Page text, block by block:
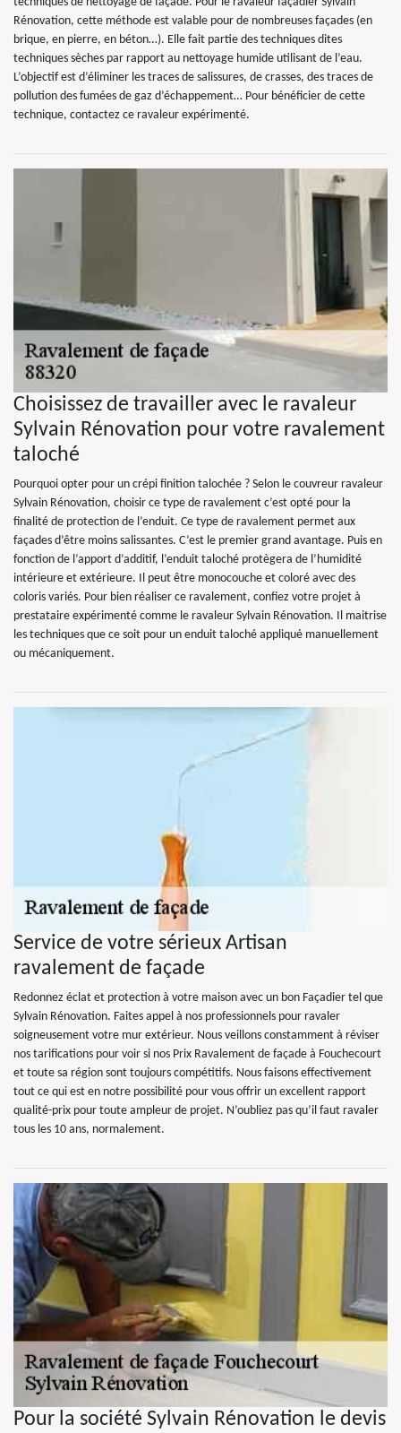
Rénovation, cette méthode est valable pour de nombreuses façades (en
brique, en pierre, en béton…). Elle fait partie des techniques dites
techniques sèches par rapport au nettoyage humide utilisant de l’eau.
L’objectif est d’éliminer les traces de salissures, de crasses, des traces de
pollution des fumées de gaz d’échappement… Pour bénéficier de cette
technique, contactez ce ravaleur expérimenté.
Choisissez de travailler avec le ravaleur
Sylvain Rénovation pour votre ravalement
taloché
Pourquoi opter pour un crépi finition talochée ? Selon le couvreur ravaleur
Sylvain Rénovation, choisir ce type de ravalement c’est opté pour la
finalité de protection de l’enduit. Ce type de ravalement permet aux
façades d’être moins salissantes. C’est le premier grand avantage. Puis en
fonction de l’apport d’additif, l’enduit taloché protègera de l’humidité
intérieure et extérieure. Il peut être monocouche et coloré avec des
coloris variés. Pour bien réaliser ce ravalement, confiez votre projet à
prestataire expérimenté comme le ravaleur Sylvain Rénovation. Il maitrise
les techniques que ce soit pour un enduit taloché appliqué manuellement
ou mécaniquement.
Service de votre sérieux Artisan
ravalement de façade
Redonnez éclat et protection à votre maison avec un bon Façadier tel que
Sylvain Rénovation. Faites appel à nos professionnels pour ravaler
soigneusement votre mur extérieur. Nous veillons constamment à réviser
nos tarifications pour voir si nos Prix Ravalement de façade à Fouchecourt
et toute sa région sont toujours compétitifs. Nous faisons effectivement
tout ce qui est en notre possibilité pour vous offrir un excellent rapport
qualité-prix pour toute ampleur de projet. N’oubliez pas qu’il faut ravaler
tous les 10 ans, normalement.
Pour la société Sylvain Rénovation le devis